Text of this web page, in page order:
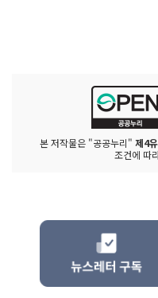
본 저작물은 "공공누리" 제4
조건에 따